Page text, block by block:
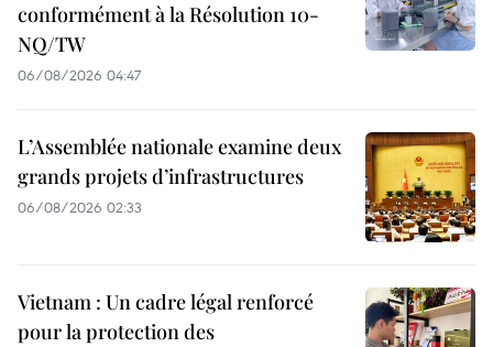
conformément à la Résolution 10-
NQ/TW
06/08/2026 04:47
L’Assemblée nationale examine deux
grands projets d’infrastructures
06/08/2026 02:33
Vietnam : Un cadre légal renforcé
pour la protection des